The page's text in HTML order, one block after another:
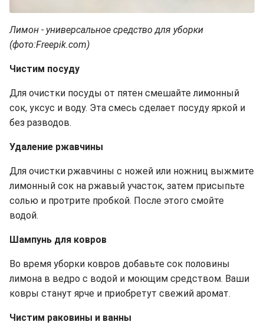
Лимон - универсальное средство для уборки
(фото:Freepik.com)
Чистим посуду
Для очистки посуды от пятен смешайте лимонный
сок, уксус и воду. Эта смесь сделает посуду яркой и
без разводов.
Удаление ржавчины
Для очистки ржавчины с ножей или ножниц выжмите
лимонный сок на ржавый участок, затем присыпьте
солью и протрите пробкой. После этого смойте
водой.
Шампунь для ковров
Во время уборки ковров добавьте сок половины
лимона в ведро с водой и моющим средством. Ваши
ковры станут ярче и приобретут свежий аромат.
Чистим раковины и ванны